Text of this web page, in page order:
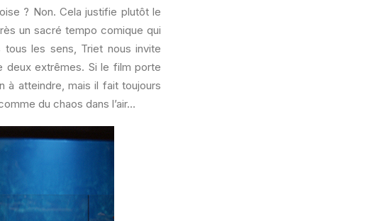
? Non. Cela justifie plutôt le
un sacré tempo comique qui
tous les sens, Triet nous invite
deux extrêmes. Si le film porte
à atteindre, mais il fait toujours
du chaos dans l’air…